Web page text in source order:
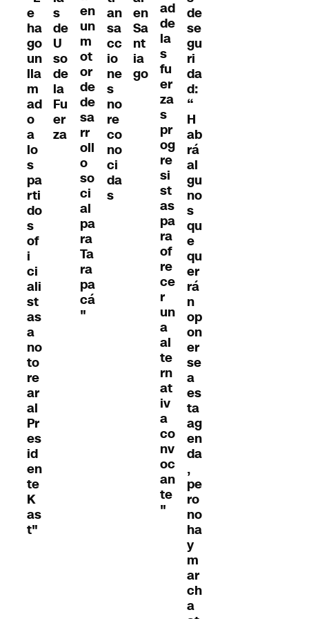
e
ha
go
un
lla
m
ad
o
a
lo
s
pa
rti
do
s
of
i
ci
ali
st
as
a
no
to
re
ar
al
Pr
es
id
en
te
K
as
t"
s
de
U
so
de
la
Fu
er
za
en
un
m
ot
or
de
de
sa
rr
oll
o
so
ci
al
pa
ra
Ta
ra
pa
cá
"
an
sa
cc
io
ne
s
no
re
co
no
ci
da
s
en
Sa
nt
ia
go
ad
de
la
s
fu
er
za
s
pr
og
re
si
st
as
pa
ra
of
re
ce
r
un
a
al
te
rn
at
iv
a
co
nv
oc
an
te
"
de
se
gu
ri
da
d:
“
H
ab
rá
al
gu
no
s
qu
e
qu
er
rá
n
op
on
er
se
a
es
ta
ag
en
da
,
pe
ro
no
ha
y
m
ar
ch
a